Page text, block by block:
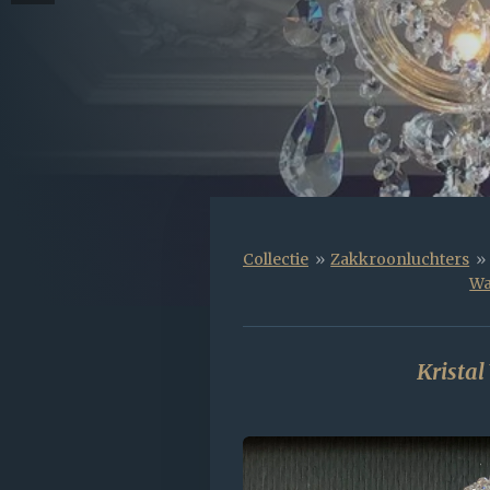
Collectie » Zakkroonluchters »